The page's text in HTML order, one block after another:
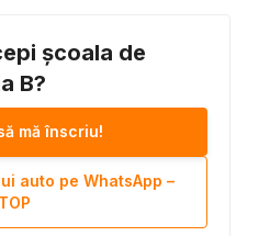
școala de
B?
mă înscriu!
auto pe WhatsApp –